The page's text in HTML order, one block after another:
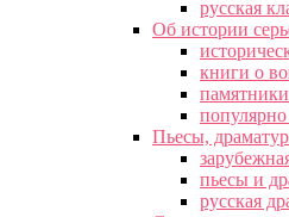
русская
Об истории
книги о
Пьесы,
пьесы и
русская